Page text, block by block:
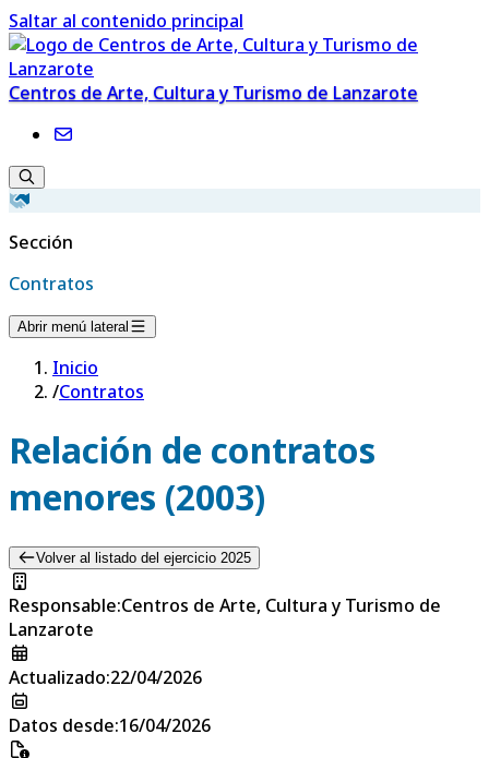
Saltar al contenido principal
Centros de Arte, Cultura y Turismo de Lanzarote
Sección
Contratos
Abrir menú lateral
Inicio
/Contratos
Relación de contratos
menores (2003)
Volver al listado del ejercicio 2025
Responsable:Centros de Arte, Cultura y Turismo de
Lanzarote
Actualizado:22/04/2026
Datos desde:16/04/2026